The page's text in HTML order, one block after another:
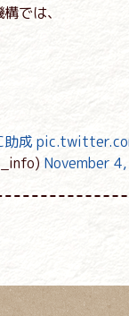
では、
助成
November